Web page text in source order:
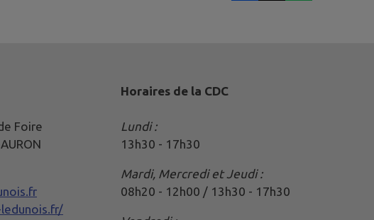
Foire
Horaires de la CDC
Lundi :
13h30 - 17h30
Mardi, Mercredi et Jeudi :
08h20 - 12h00 / 13h30 - 17h30